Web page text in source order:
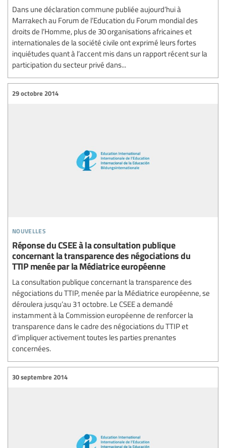
Dans une déclaration commune publiée aujourd’hui à
Marrakech au Forum de l’Education du Forum mondial des
droits de l’Homme, plus de 30 organisations africaines et
internationales de la société civile ont exprimé leurs fortes
inquiétudes quant à l’accent mis dans un rapport récent sur la
participation du secteur privé dans...
nouvelles
29 octobre 2014
Réponse du CSEE à la consultation publique
concernant la transparence des négociations du
TTIP menée par la Médiatrice européenne
La consultation publique concernant la transparence des
négociations du TTIP, menée par la Médiatrice européenne, se
déroulera jusqu’au 31 octobre. Le CSEE a demandé
instamment à la Commission européenne de renforcer la
transparence dans le cadre des négociations du TTIP et
d’impliquer activement toutes les parties prenantes
concernées.
30 septembre 2014